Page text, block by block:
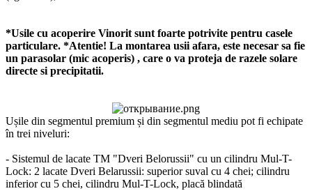
*Usile cu acoperire Vinorit sunt foarte potrivite pentru casele
particulare. *Atentie! La montarea usii afara, este necesar sa fie
un parasolar (mic acoperis) , care o va proteja de razele solare
directe si precipitatii.
Ușile din segmentul premium și din segmentul mediu pot fi echipate
în trei niveluri:
- Sistemul de lacate TM "Dveri Belorussii" cu un cilindru Mul-T-
Lock: 2 lacate Dveri Belarussii: superior suval cu 4 chei; cilindru
inferior cu 5 chei, cilindru Mul-T-Lock, placă blindată